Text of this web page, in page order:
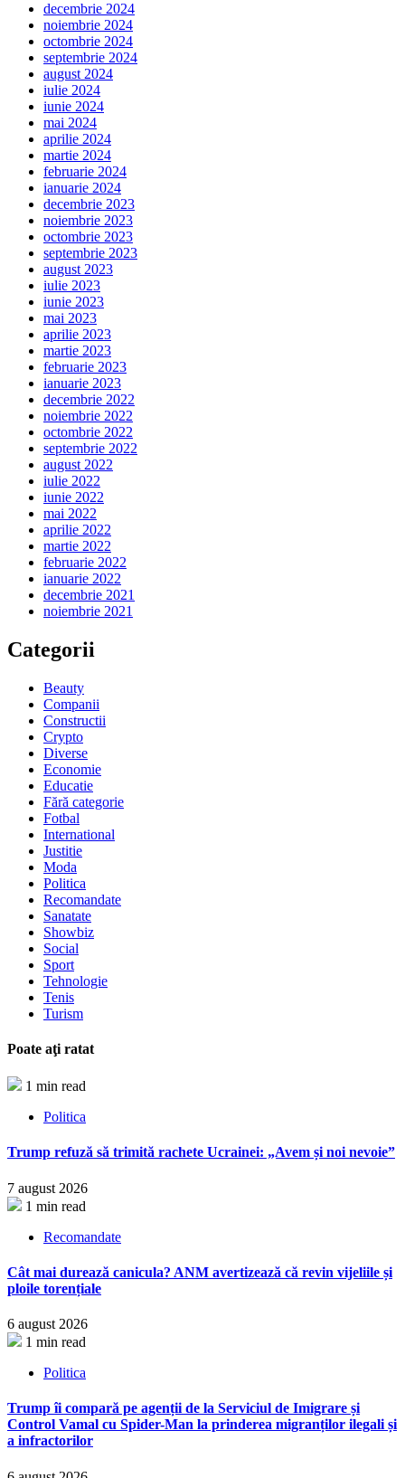
decembrie 2024
noiembrie 2024
octombrie 2024
septembrie 2024
august 2024
iulie 2024
iunie 2024
mai 2024
aprilie 2024
martie 2024
februarie 2024
ianuarie 2024
decembrie 2023
noiembrie 2023
octombrie 2023
septembrie 2023
august 2023
iulie 2023
iunie 2023
mai 2023
aprilie 2023
martie 2023
februarie 2023
ianuarie 2023
decembrie 2022
noiembrie 2022
octombrie 2022
septembrie 2022
august 2022
iulie 2022
iunie 2022
mai 2022
aprilie 2022
martie 2022
februarie 2022
ianuarie 2022
decembrie 2021
noiembrie 2021
Categorii
Beauty
Companii
Constructii
Crypto
Diverse
Economie
Educatie
Fără categorie
Fotbal
International
Justitie
Moda
Politica
Recomandate
Sanatate
Showbiz
Social
Sport
Tehnologie
Tenis
Turism
Poate aţi ratat
1 min read
Politica
Trump refuză să trimită rachete Ucrainei: „Avem și noi nevoie”
7 august 2026
1 min read
Recomandate
Cât mai durează canicula? ANM avertizează că revin vijeliile și
ploile torențiale
6 august 2026
1 min read
Politica
Trump îi compară pe agenții de la Serviciul de Imigrare și
Control Vamal cu Spider-Man la prinderea migranților ilegali și
a infractorilor